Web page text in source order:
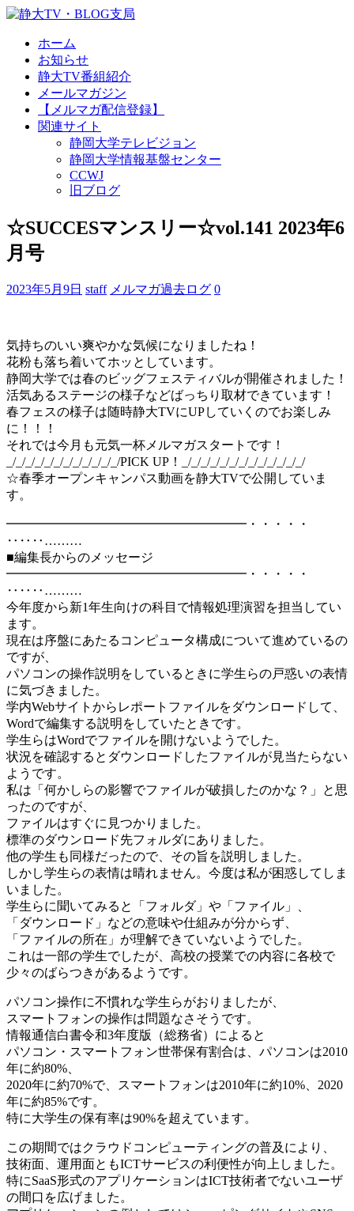
ホーム
お知らせ
静大TV番組紹介
メールマガジン
【メルマガ配信登録】
関連サイト
静岡大学テレビジョン
静岡大学情報基盤センター
CCWJ
旧ブログ
☆SUCCESマンスリー☆vol.141 2023年6
月号
2023年5月9日 staff メルマガ過去ログ 0
気持ちのいい爽やかな気候になりましたね！
花粉も落ち着いてホッとしています。
静岡大学では春のビッグフェスティバルが開催されました！
活気あるステージの様子などばっちり取材できています！
春フェスの様子は随時静大TVにUPしていくのでお楽しみ
に！！！
それでは今月も元気一杯メルマガスタートです！
_/_/_/_/_/_/_/_/_/_/_/_/PICK UP！_/_/_/_/_/_/_/_/_/_/_/_/_/
☆春季オープンキャンパス動画を静大TVで公開していま
す。
━━━━━━━━━━━━━━━━━━━・・・・・
‥‥‥………
■編集長からのメッセージ
━━━━━━━━━━━━━━━━━━━・・・・・
‥‥‥………
今年度から新1年生向けの科目で情報処理演習を担当してい
ます。
現在は序盤にあたるコンピュータ構成について進めているの
ですが、
パソコンの操作説明をしているときに学生らの戸惑いの表情
に気づきました。
学内Webサイトからレポートファイルをダウンロードして、
Wordで編集する説明をしていたときです。
学生らはWordでファイルを開けないようでした。
状況を確認するとダウンロードしたファイルが見当たらない
ようです。
私は「何かしらの影響でファイルが破損したのかな？」と思
ったのですが、
ファイルはすぐに見つかりました。
標準のダウンロード先フォルダにありました。
他の学生も同様だったので、その旨を説明しました。
しかし学生らの表情は晴れません。今度は私が困惑してしま
いました。
学生らに聞いてみると「フォルダ」や「ファイル」、
「ダウンロード」などの意味や仕組みが分からず、
「ファイルの所在」が理解できていないようでした。
これは一部の学生でしたが、高校の授業での内容に各校で
少々のばらつきがあるようです。
パソコン操作に不慣れな学生らがおりましたが、
スマートフォンの操作は問題なさそうです。
情報通信白書令和3年度版（総務省）によると
パソコン・スマートフォン世帯保有割合は、パソコンは2010
年に約80%、
2020年に約70%で、スマートフォンは2010年に約10%、2020
年に約85%です。
特に大学生の保有率は90%を超えています。
この期間ではクラウドコンピューティングの普及により、
技術面、運用面ともICTサービスの利便性が向上しました。
特にSaaS形式のアプリケーションはICT技術者でないユーザ
の間口を広げました。